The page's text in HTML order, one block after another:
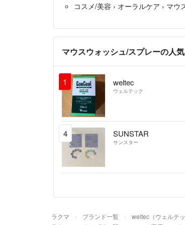
コスメ/美容 › オーラルケア › マウ
マウスウォッシュ/スプレーの人
1 weltec
ウェルテック
4 SUNSTAR
サンスター
ラクマ ブランド一覧 weltec（ウェルテッ